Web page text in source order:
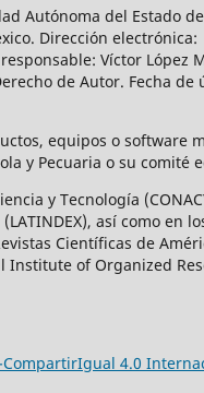
Autónoma del Estado
Dirección electrónica:
Víctor López
de Autor. Fecha
equipos o software
y Pecuaria o su comité
y Tecnología
así como en
Científicas de
Institute of Organized
4.0